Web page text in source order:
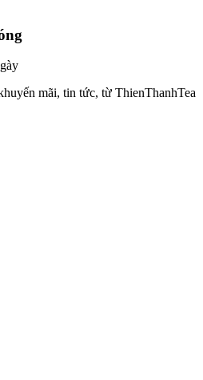
mãi, tin tức, từ ThienThanhTea